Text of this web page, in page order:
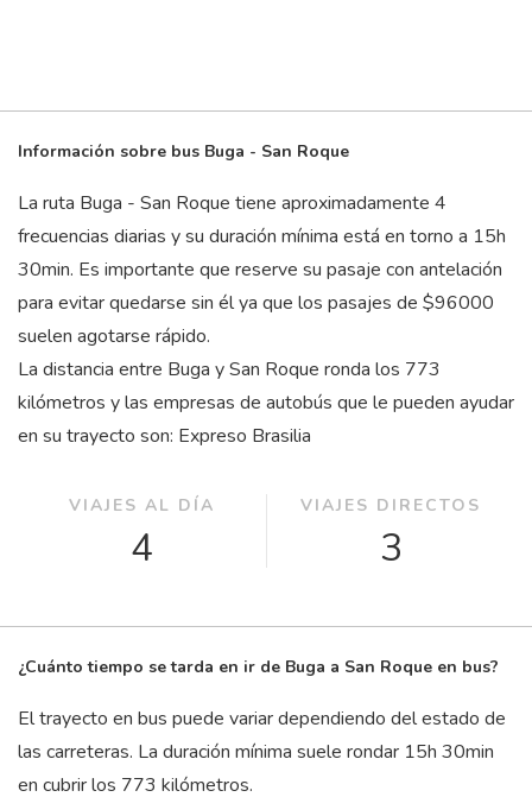
Información sobre bus Buga - San Roque
La ruta Buga - San Roque tiene aproximadamente 4
frecuencias diarias y su duración mínima está en torno a 15h
30min. Es importante que reserve su pasaje con antelación
para evitar quedarse sin él ya que los pasajes de $96000
suelen agotarse rápido.
La distancia entre Buga y San Roque ronda los 773
kilómetros y las empresas de autobús que le pueden ayudar
en su trayecto son: Expreso Brasilia
VIAJES AL DÍA
4
VIAJES DIRECTOS
3
¿Cuánto tiempo se tarda en ir de Buga a San Roque en bus?
El trayecto en bus puede variar dependiendo del estado de
las carreteras. La duración mínima suele rondar 15h 30min
en cubrir los 773 kilómetros.